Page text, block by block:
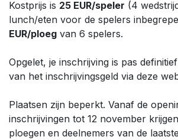
Kostprijs is 25 EUR/speler (4
lunch/eten voor de spelers
EUR/ploeg van 6 spelers.
Opgelet, je inschrijving is pas
van het inschrijvingsgeld via deze
Plaatsen zijn beperkt. Vanaf de
inschrijvingen tot 12 november
ploegen en deelnemers van de